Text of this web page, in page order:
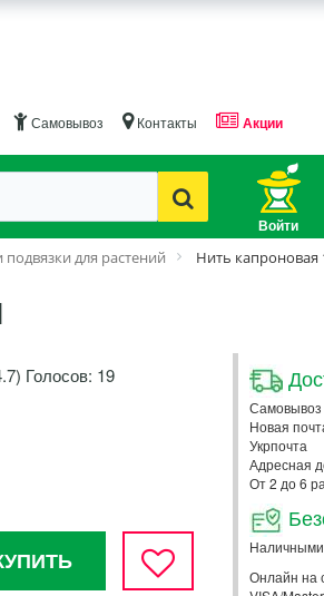
Самовывоз Контакты Акции
Войти
подвязки для растений Нить капроновая
Голосов: 19
Самовывоз
Новая
Укрпочта
Адресная
От 2 до 6
Онлайн на